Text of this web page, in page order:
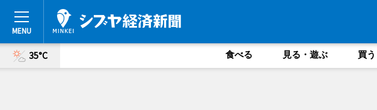
35°C 食べる 見る・遊ぶ 買う